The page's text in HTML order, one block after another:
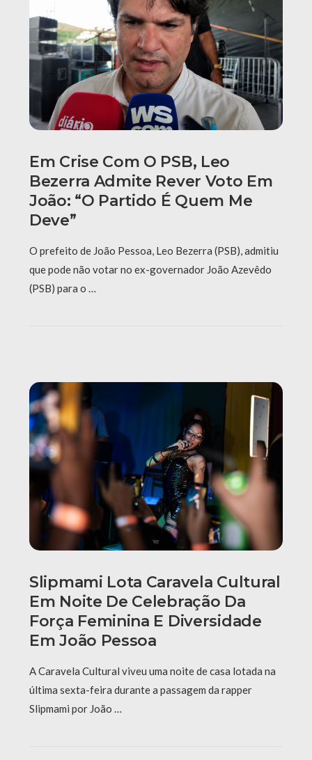
Em Crise Com O PSB, Leo
Bezerra Admite Rever Voto Em
João: “O Partido É Quem Me
Deve”
O prefeito de João Pessoa, Leo Bezerra (PSB), admitiu
que pode não votar no ex-governador João Azevêdo
(PSB) para o …
Slipmami Lota Caravela Cultural
Em Noite De Celebração Da
Força Feminina E Diversidade
Em João Pessoa
A Caravela Cultural viveu uma noite de casa lotada na
última sexta-feira durante a passagem da rapper
Slipmami por João …